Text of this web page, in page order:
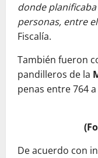
donde
personas, entre
Fiscalía.
También fueron
pandilleros de la
penas entre 764
De acuerdo con